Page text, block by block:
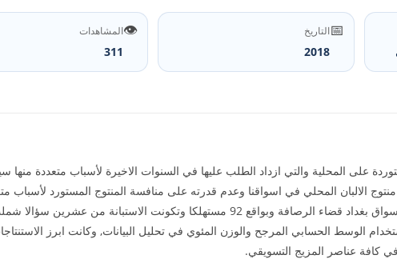
📅التاريخ
2018
👁️المشاهدات
311
على المحلية والتي ازداد الطلب عليها في السنوات الاخيرة لأسباب متعددة منها
منذ عام 2003 مما ادى الى انحسار دور منتوج الالبان المحلي في اسواقنا وعدم قدرته على منافسة المنتوج المستورد
فاعتمدت الدراسة على الاستبانة كأداة لاستطلاع اراء عينة من المستهلكين في اسواق بغداد قضاء الرصافة وبواقع 92 مستهلكا وتكونت الاستبانة من عشرين
الوسط الحسابي المرجح والوزن المئوي في تحليل البيانات, وكانت ابرز
كافة عناصر المزيج التسويقي.